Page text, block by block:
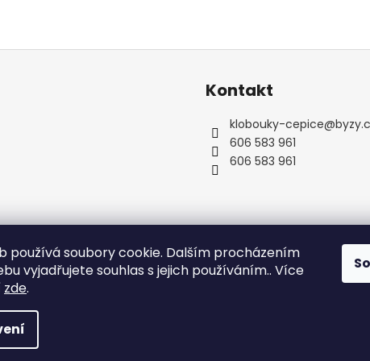
používá soubory cookie. Dalším procházením
vyjadřujete souhlas s jejich používáním.. Více
zde.
Kontakt
klobouky-cepice@
606 583 961
606 583 961